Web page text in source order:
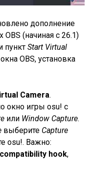
дополнение
(начиная с 26.1)
пунктStart Virtual
OBS, установка
Camera.
окно игры osu! с
или Window Capture.
выберите Capture
osu!. Важно:
hook,